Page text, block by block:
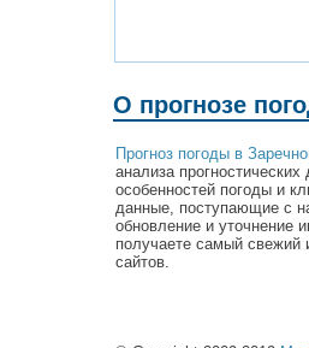
О прогнозе
Прогноз погоды в
анализа
особенностей погоды и
данные, поступающие с
обновление и уточнение
получаете самый свежий
сайтов.